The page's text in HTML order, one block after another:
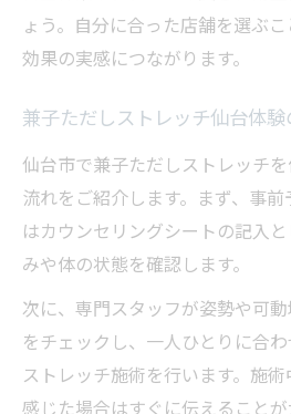
ょう。自分に合った店舗を選ぶ
効果の実感につながります。
兼子ただしストレッチ仙台体験
仙台市で兼子ただしストレッチ
流れをご紹介します。まず、事
はカウンセリングシートの記入
みや体の状態を確認します。
次に、専門スタッフが姿勢や可
をチェックし、一人ひとりに合
ストレッチ施術を行います。施
感じた場合はすぐに伝えること